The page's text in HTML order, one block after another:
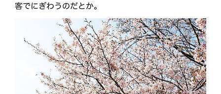
客でにぎわうのだとか。